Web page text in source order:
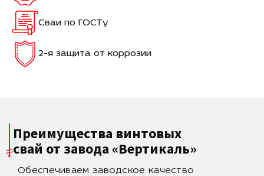
Сваи по ГОСТу
2-я защита от коррозии
Преимущества винтовых
свай от завода «Вертикаль»
Обеспечиваем заводское качество